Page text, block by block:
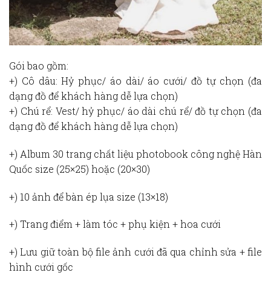
Gói bao gồm:
+) Cô dâu: Hỷ phục/ áo dài/ áo cưới/ đồ tự chọn (đa
dạng đồ để khách hàng dễ lựa chọn)
+) Chú rể: Vest/ hỷ phục/ áo dài chú rể/ đồ tự chọn (đa
dạng đồ để khách hàng dễ lựa chọn)
+) Album 30 trang chất liệu photobook công nghệ Hàn
Quốc size (25×25) hoặc (20×30)
+) 10 ảnh để bàn ép lụa size (13×18)
+) Trang điểm + làm tóc + phụ kiện + hoa cưới
+) Lưu giữ toàn bộ file ảnh cưới đã qua chỉnh sửa + file
hình cưới gốc